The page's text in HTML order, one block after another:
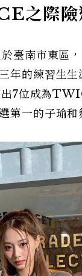
之際險
臺南市東區
年的練習生
7位成為
第一的子瑜